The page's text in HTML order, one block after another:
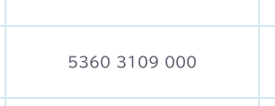
5360 3109 000